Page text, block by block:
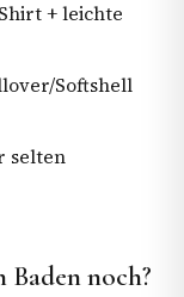
+ leichte
Softshell
selten
noch?